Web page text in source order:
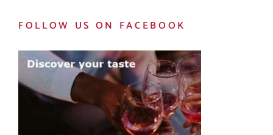
FOLLOW US ON FACEBOOK